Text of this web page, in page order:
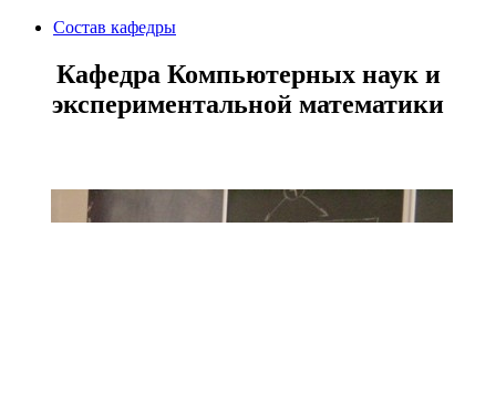
Состав кафедры
Кафедра Компьютерных наук и
экспериментальной математики